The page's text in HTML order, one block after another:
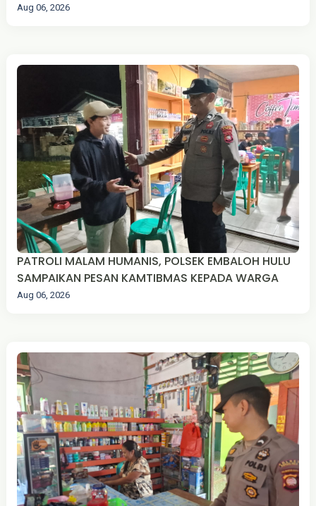
Aug 06, 2026
PATROLI MALAM HUMANIS, POLSEK EMBALOH HULU
SAMPAIKAN PESAN KAMTIBMAS KEPADA WARGA
Aug 06, 2026